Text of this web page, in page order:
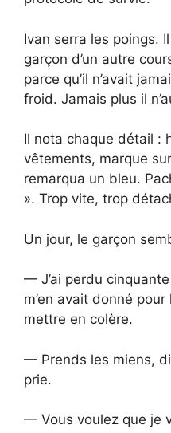
Ivan serra les poings.
garçon d’un autre
parce qu’il n’avait
froid. Jamais plus il
Il nota chaque détail :
vêtements, marque
remarqua un bleu.
». Trop vite, trop
Un jour, le garçon
— J’ai perdu
m’en avait donné
mettre en colère.
— Prends les miens,
prie.
— Vous voulez que je